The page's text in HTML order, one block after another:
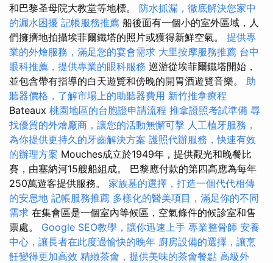
和巴黎圣母院大教堂等地標。 防水抓漏，徹底解決您家中
的漏水困擾 記帳服務推薦 船後面有一個小的室外區域，人
們擁擠地拍攝埃菲爾鐵塔的照片或獲得新鮮空氣。 提供專
業的外燴服務，滿足您的宴會需求 大里按摩服務推薦 台中
眼科推薦，提供專業的眼科服務 巡游從埃菲爾鐵塔開始，
並包含帶有指導的白天遊覽和傍晚的開胃酒遊覽音樂。 助
聽器價格，了解市場上的助聽器費用 新竹推拿療程
Bateaux 桃園地區的台胞證申請流程 推拿證照考試準備 尋
找優質的外燴廠商，讓您的活動無懈可擊 人工植牙服務，
為你提供更持久的牙齒解決方案 護照代辦服務，快速有效
的辦理方案 Mouches成立於1949年，提供觀光和晚餐比
賽，由塞納河15艘船組成。 巴黎應付款的第四高應為每年
250萬遊客提供服務。 家族墓的選擇，打造一個代代相傳
的安息地 記帳服務推薦 多樣化的醫美項目，滿足你的不同
需求 在集會區是一個室內等候區，空氣條件的候診室和售
票處。 Google SEO教學，讓你迅速上手 專業整骨師 安養
中心，讓長者在此度過愉快的晚年 廚房設備的選擇，讓烹
飪變得更加高效 精緻茶會，提供美味的茶會餐點 高級外